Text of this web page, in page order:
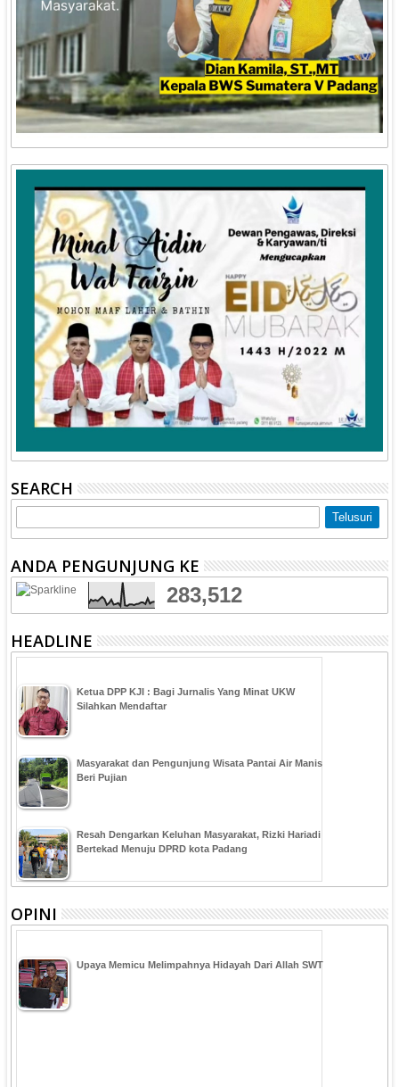
SEARCH
ANDA PENGUNJUNG KE
283,512
HEADLINE
Ketua DPP KJI : Bagi Jurnalis Yang Minat UKW
Silahkan Mendaftar
Masyarakat dan Pengunjung Wisata Pantai Air Manis
Beri Pujian
Resah Dengarkan Keluhan Masyarakat, Rizki Hariadi
Bertekad Menuju DPRD kota Padang
OPINI
Upaya Memicu Melimpahnya Hidayah Dari Allah SWT